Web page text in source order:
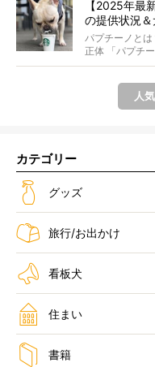
【2025年最
の提供状況＆
パプチーノと
正体 「パプチ
人
カテゴリー
グッズ
旅行/お出かけ
看板犬
住まい
書籍